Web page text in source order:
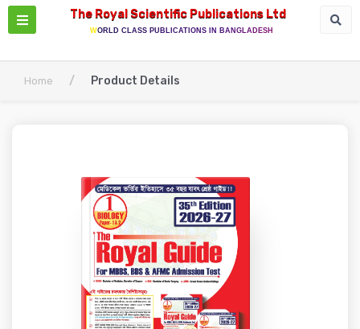
The Royal Scientific Publications Ltd
WORLD CLASS PUBLICATIONS IN BANGLADESH
Home / Product Details